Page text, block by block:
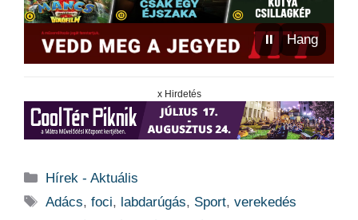
⏸ Hang
x Hirdetés
Kategória
Hírek - Aktuális
Címkék
Adács,foci, labdarúgás, Sport,verekedés